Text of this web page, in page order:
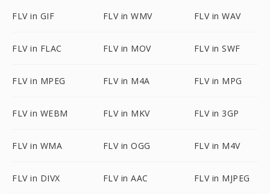
FLV in GIF FLV in WMV FLV in WAV
FLV in FLAC FLV in MOV FLV in SWF
FLV in MPEG FLV in M4A FLV in MPG
FLV in WEBM FLV in MKV FLV in 3GP
FLV in WMA FLV in OGG FLV in M4V
FLV in DIVX FLV in AAC FLV in MJPEG